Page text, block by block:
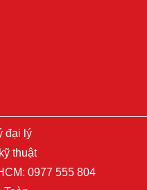
đại lý
thuật
0977 555 804